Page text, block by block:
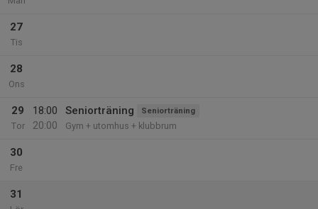
27
Tis
28
Ons
29
Tor
18:00
20:00
Seniorträning Seniorträning
Gym + utomhus + klubbrum
30
Fre
31